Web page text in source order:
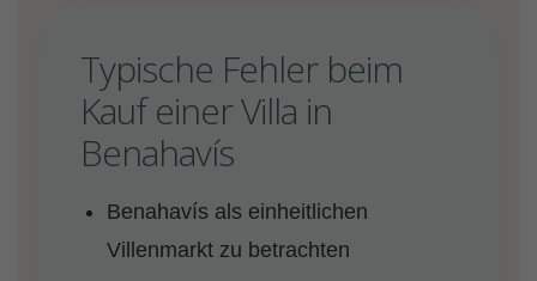
Typische Fehler beim
Kauf einer Villa in
Benahavís
Benahavís als einheitlichen
Villenmarkt zu betrachten